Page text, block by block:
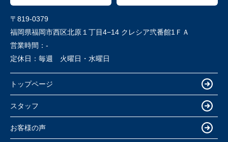
〒819-0379
福岡県福岡市西区北原１丁目4−14 クレシア弐番館1ＦＡ
営業時間： -
定休日： 毎週 火曜日・水曜日
トップページ
スタッフ
お客様の声